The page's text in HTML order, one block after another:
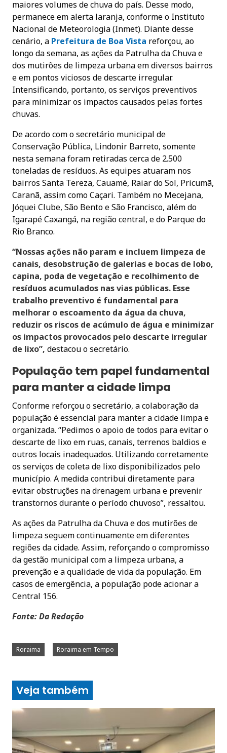
maiores volumes de chuva do país. Desse modo,
permanece em alerta laranja, conforme o Instituto
Nacional de Meteorologia (Inmet). Diante desse
cenário, a Prefeitura de Boa Vista reforçou, ao
longo da semana, as ações da Patrulha da Chuva e
dos mutirões de limpeza urbana em diversos bairros
e em pontos viciosos de descarte irregular.
Intensificando, portanto, os serviços preventivos
para minimizar os impactos causados pelas fortes
chuvas.
De acordo com o secretário municipal de
Conservação Pública, Lindonir Barreto, somente
nesta semana foram retiradas cerca de 2.500
toneladas de resíduos. As equipes atuaram nos
bairros Santa Tereza, Cauamé, Raiar do Sol, Pricumã,
Caranã, assim como Caçari. Também no Mecejana,
Jóquei Clube, São Bento e São Francisco, além do
Igarapé Caxangá, na região central, e do Parque do
Rio Branco.
“Nossas ações não param e incluem limpeza de
canais, desobstrução de galerias e bocas de lobo,
capina, poda de vegetação e recolhimento de
resíduos acumulados nas vias públicas. Esse
trabalho preventivo é fundamental para
melhorar o escoamento da água da chuva,
reduzir os riscos de acúmulo de água e minimizar
os impactos provocados pelo descarte irregular
de lixo”, destacou o secretário.
População tem papel fundamental
para manter a cidade limpa
Conforme reforçou o secretário, a colaboração da
população é essencial para manter a cidade limpa e
organizada. “Pedimos o apoio de todos para evitar o
descarte de lixo em ruas, canais, terrenos baldios e
outros locais inadequados. Utilizando corretamente
os serviços de coleta de lixo disponibilizados pelo
município. A medida contribui diretamente para
evitar obstruções na drenagem urbana e prevenir
transtornos durante o período chuvoso”, ressaltou.
As ações da Patrulha da Chuva e dos mutirões de
limpeza seguem continuamente em diferentes
regiões da cidade. Assim, reforçando o compromisso
da gestão municipal com a limpeza urbana, a
prevenção e a qualidade de vida da população. Em
casos de emergência, a população pode acionar a
Central 156.
Fonte: Da Redação
Roraima Roraima em Tempo
Veja também